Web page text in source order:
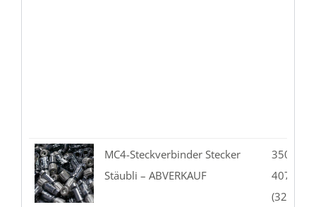
MC4-Steckverbinder Stecker
Stäubli – ABVERKAUF
350.01-
407.49-